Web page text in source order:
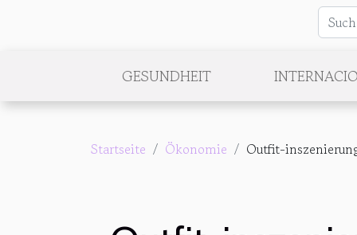
GESUNDHEIT
Startseite Ökonomie Outfit-